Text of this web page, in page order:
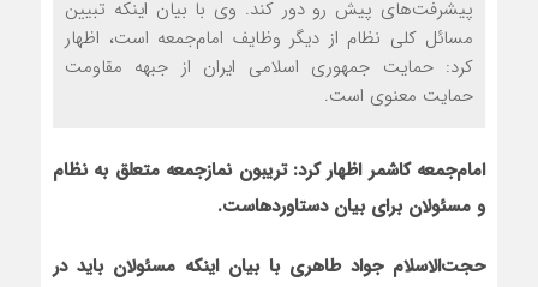
پیشرفت‌های پیش رو دور کند. وی با بیان این‏که تبیین
مسائل کلی نظام از دیگر وظایف امام‌جمعه است، اظهار
کرد: حمایت جمهوری اسلامی ایران از جبهه مقاومت
حمایت معنوی است.
امام‌جمعه کاشمر اظهار کرد: تریبون نمازجمعه متعلق به ‌نظام
و مسئولان برای بیان دستاوردهاست.
حجت‌الاسلام جواد طاهری با بیان این‏که مسئولان باید در